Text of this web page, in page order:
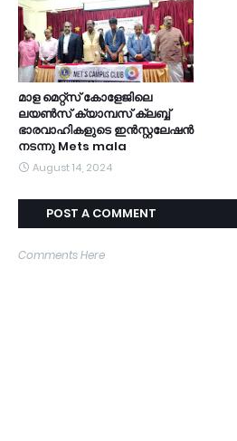
മാള മെറ്റ്സ് കോളേജിലെ
ലയൺസ് ക്യാമ്പസ് ക്ലബ്ബ്
ഭാരവാഹികളുടെ ഇൻസ്റ്റലേഷൻ
നടന്നു Mets mala
August 14, 2024
POST A COMMENT
Comments Here